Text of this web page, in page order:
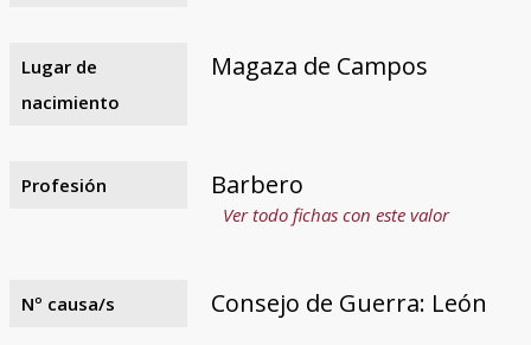
Lugar de
nacimiento
Magaza de Campos
Profesión Barbero
Ver todo fichas con este valor
Nº causa/s Consejo de Guerra: León